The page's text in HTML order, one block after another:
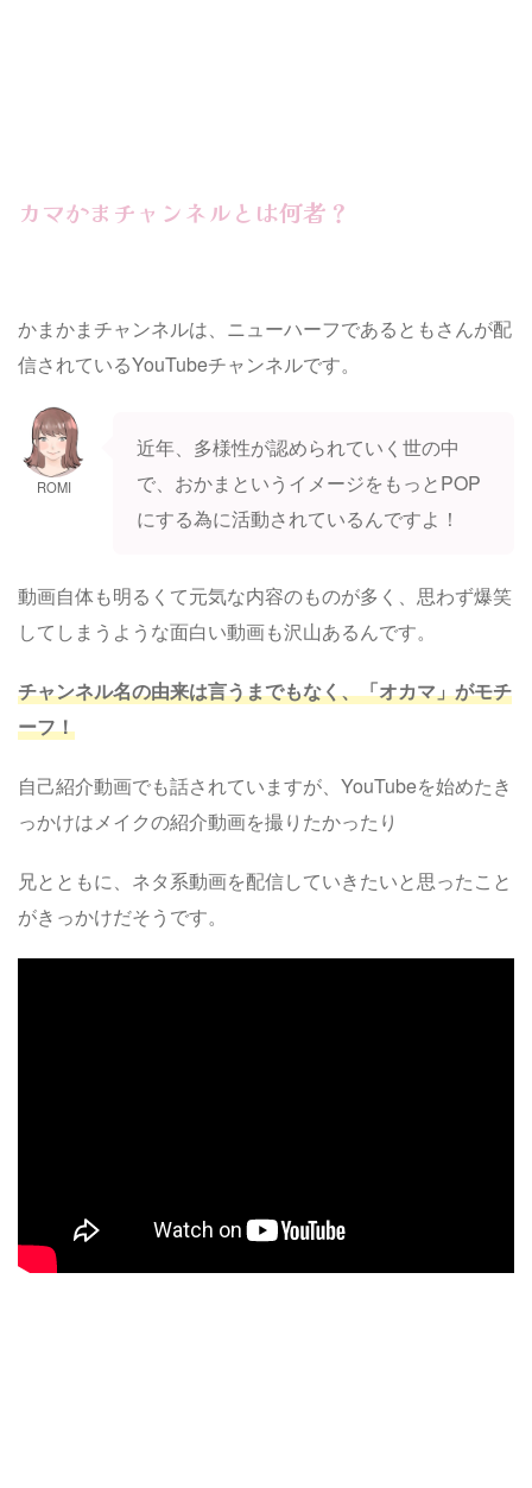
カマかまチャンネルとは何者？
かまかまチャンネルは、ニューハーフであるともさんが配
信されているYouTubeチャンネルです。
ROMI
近年、多様性が認められていく世の中
で、おかまというイメージをもっとPOP
にする為に活動されているんですよ！
動画自体も明るくて元気な内容のものが多く、思わず爆笑
してしまうような面白い動画も沢山あるんです。
チャンネル名の由来は言うまでもなく、「オカマ」がモチ
ーフ！
自己紹介動画でも話されていますが、YouTubeを始めたき
っかけはメイクの紹介動画を撮りたかったり
兄とともに、ネタ系動画を配信していきたいと思ったこと
がきっかけだそうです。